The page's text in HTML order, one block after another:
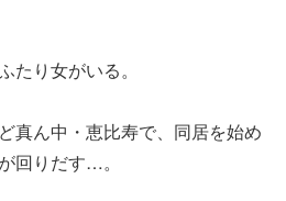
たり女がいる。
真ん中・恵比寿で、同居を始め
回りだす…。